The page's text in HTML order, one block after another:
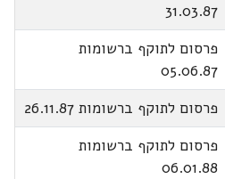
31.03.87
פרסום לתוקף ברשומות
05.06.87
פרסום לתוקף ברשומות 26.11.87
פרסום לתוקף ברשומות
06.01.88